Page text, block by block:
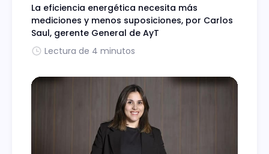
La eficiencia energética necesita más
mediciones y menos suposiciones, por Carlos
Saul, gerente General de AyT
Lectura de 4 minutos